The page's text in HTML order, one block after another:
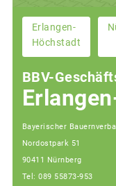
Erlangen-
Höchstadt
BBV-
Bayerischer
Nordostpark 51
90411 Nürnberg
Tel: 089 55873-953